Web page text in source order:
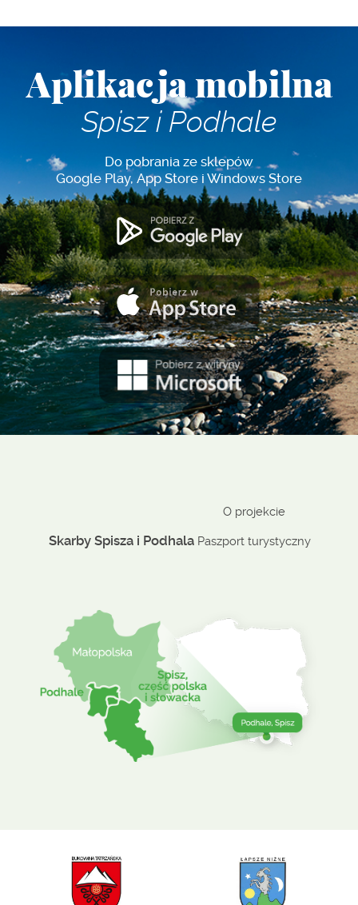
Aplikacja mobilna
Spisz i Podhale
Do pobrania ze sklepów
Google Play, App Store i Windows Store
Skarby Spisza i Podhala
O projekcie
Paszport turystyczny